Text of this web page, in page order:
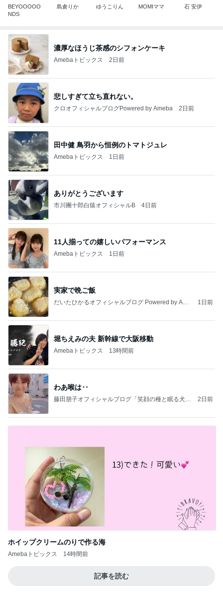
BEYOOOOO
NDS
島倉りか ゆうこりん MOMIママ 石 安伊
濃厚なほうじ茶感のシフォンケーキ
Amebaトピックス 2日前
悲しすぎて立ち直れない。
クロオフィシャルブログPowered by Ameba 2日前
田中健 鳥羽から恒例のトマトジュレ
Amebaトピックス 1日前
ありがとうございます
市川團十郎白猿オフィシャルB 4日前
11人揃っての嬉しいパフォーマンス
Amebaトピックス 1日前
実家で晩ご飯
だいたひかるオフィシャルブログ Powered by Ame
1日前
堀ちえみの夫 新幹線で大阪移動
Amebaトピックス 13時間前
わあ喉は‥
藤田朋子オフィシャルブログ「笑顔の種と眠る犬」
2日前
ホイップクリームのりで作る海
Amebaトピックス 14時間前
記事を読む